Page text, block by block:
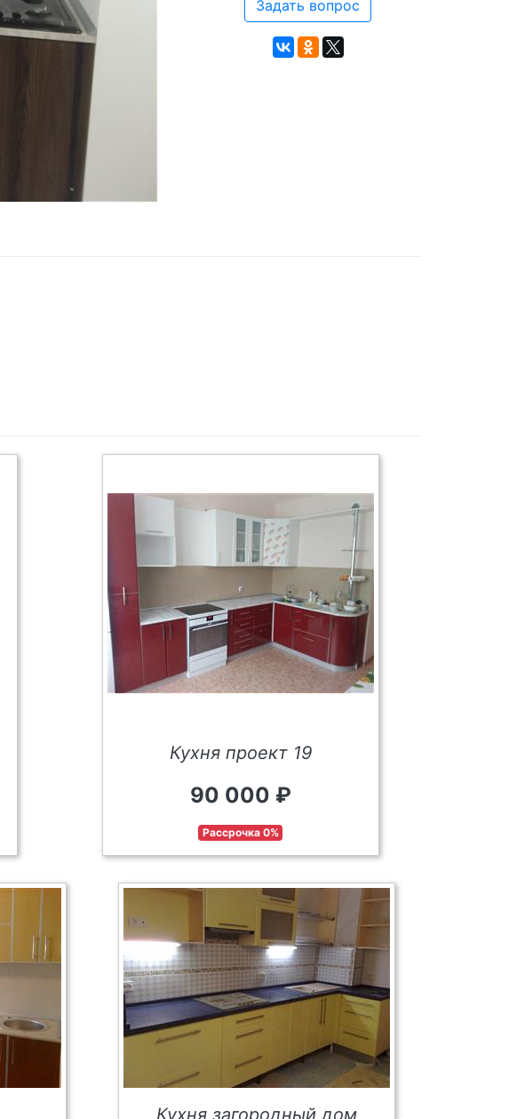
Задать вопрос
Кухня проект 19
90 000 ₽
Рассрочка 0%
Кухня загородный дом